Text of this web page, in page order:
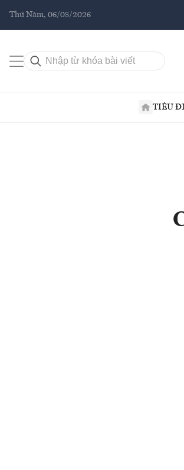
Thứ Năm, 06/08/2026
TIÊU